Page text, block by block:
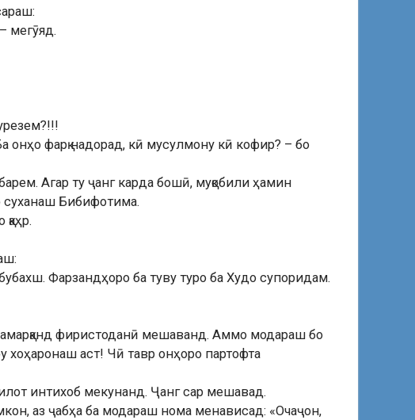
мегӯяд.
фарқ надорад, кӣ мусулмону кӣ кофир? – бо
Агар ту ҷанг карда бошӣ, муқобили ҳамин
суханаш Бибифотима.
Фарзандҳоро ба туву туро ба Худо супоридам.
фиристоданӣ мешаванд. Аммо модараш бо
хоҳаронаш аст! Чӣ тавр онҳоро партофта
интихоб мекунанд. Ҷанг сар мешавад.
аз ҷабҳа ба модараш нома менависад: «Очаҷон,